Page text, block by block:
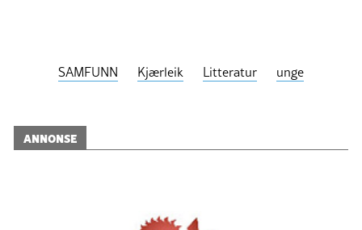
SAMFUNN Kjærleik Litteratur unge
ANNONSE